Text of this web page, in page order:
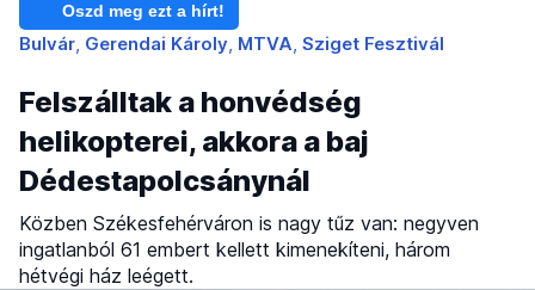
Oszd meg ezt a hírt!
Bulvár Gerendai Károly MTVA Sziget Fesztivál
Felszálltak a honvédség
helikopterei, akkora a baj
Dédestapolcsánynál
Közben Székesfehérváron is nagy tűz van: negyven
ingatlanból 61 embert kellett kimenekíteni, három
hétvégi ház leégett.